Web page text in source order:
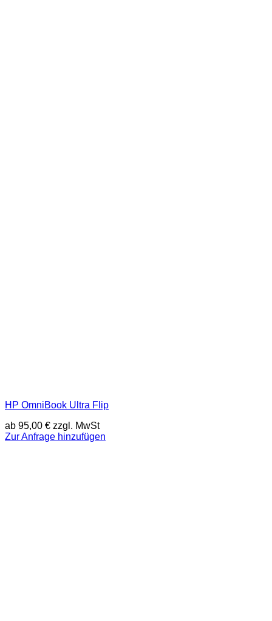
HP OmniBook Ultra Flip
ab 95,00 € zzgl. MwSt
Zur Anfrage hinzufügen